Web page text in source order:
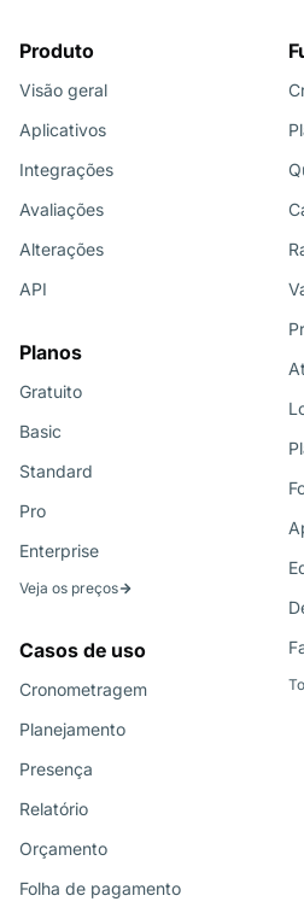
Produto
Visão geral
Aplicativos
Integrações
Avaliações
Alterações
API
Planos
Gratuito
Basic
Standard
Pro
Enterprise
Veja os preços
Casos de uso
Cronometragem
Planejamento
Presença
Relatório
Orçamento
Folha de pagamento